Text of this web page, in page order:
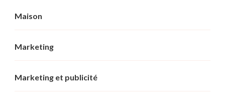
Maison
Marketing
Marketing et publicité